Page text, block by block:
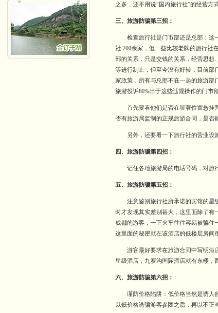
之多，还不用说“国内旅行社”的经营方
三、旅游防骗第三招：
检查旅行社是门市部还是总部：这一
社 200余家，但一些比较老牌的旅行社
部的关系，只是交钱的关系，经营思想
等进行制止，但至今没有好转，目前部
家政策，所有与总部不在一起的旅游部
旅游投诉80%出于这些违规操作的门市
首先要看他们是否在显著位置悬挂营
否有旅游局监制的正规旅游合同，是否
另外，还要看一下旅行社的营业设施
四、旅游防骗第四招：
记住各地旅游局的电话号码，对旅
五、旅游防骗第五招：
注意鉴别旅行社所承诺的宾馆的星
时才发现其实差别甚大，这里面除了
成都的游客，一下火车往往容易被骗
这里面的秘密就在该酒店的低楼层房间
游客最好要求在旅游合同中写明酒店
星级酒店，九寨沟国际酒店就有东楼，
六、旅游防骗第六招：
谨防价格陷阱：低价格当然是诱人的
以低价格诱骗游客参团之后，再以不